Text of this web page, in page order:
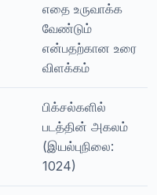
எதை உருவாக்க
வேண்டும்
என்பதற்கான உரை
விளக்கம்
பிக்சல்களில்
படத்தின் அகலம்
(இயல்புநிலை:
1024)